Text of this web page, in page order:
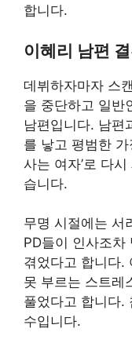
합니다.
이혜리 남편
데뷔하자마자 스
을 중단하고 일반
남편입니다. 남편
를 낳고 평범한
사는 여자’로 다
습니다.
무명 시절에는 서
PD들이 인사조차
겪었다고 합니다.
못 부르는 스트레
풀었다고 합니다.
수입니다.